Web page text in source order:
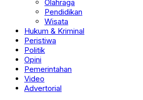
Olahraga
Pendidikan
Wisata
Hukum & Kriminal
Peristiwa
Politik
Opini
Pemerintahan
Video
Advertorial